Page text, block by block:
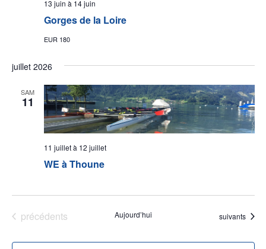
Gorges de la Loire
13 juin à 14 juin
EUR 180
juillet 2026
SAM
11
WE à Thoune
11 juilletà 12 juillet
Évènements
précédents Aujourd’hui Évènements
suivants